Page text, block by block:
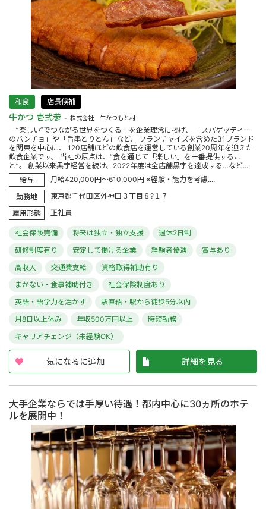
和食 店長候補
牛かつ 壱弐参 株式会社 牛かつもと村
「”楽しい”でつながる世界をつくる」を企業理念に掲げ、 「スパゲッティー
のパンチョ」や「旨串とりとん」など、 フランチャイズを含めた31ブランド
を関東を中心に、 120店舗ほどの飲食店を運営している創業20周年を迎えた
飲食企業です。 当社の原点は、“食を通じて「楽しい」を一番提供するこ
と”。 創業以来黒字経営を続け、2022年度は全店舗黒字を達成する…など....
給与
月給420,000円～610,000円 ※経験・能力を考慮....
勤務地
東京都千代田区外神田３丁目８?１７
雇用形態
正社員
社会保険完備 将来は独立・独立支援
週休2日制
研修制度有り
安定して働ける企業 経験者優遇
賞与あり
高収入
交通費支給
資格取得補助有り
まかない・食事補助付き
社会保険制度あり
英語・語学力を活かす
駅直結・駅から徒歩5分以内
月8日以上休み
年収500万円以上
時短勤務
キャリアチェンジ（未経験OK）
気になるに追加 詳細を見る
大手企業ならでは手厚い待遇！都内中心に30ヵ所のホテ
ルを展開中！